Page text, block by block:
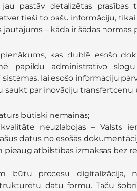
jau pastāv detalizētas
tieši to pašu informāciju,
jautājums – kāda ir šādas normas
kas dublē esošo
papildu administratīvo
lai esošo informāciju
saukt par inovāciju transfertcenu
būtiski nemainās;
kvalitāte neuzlabojas – Valsts
datus no esošās
atbilstības izmaksas bez
būtu procesu digitalizācija,
datu formu. Taču